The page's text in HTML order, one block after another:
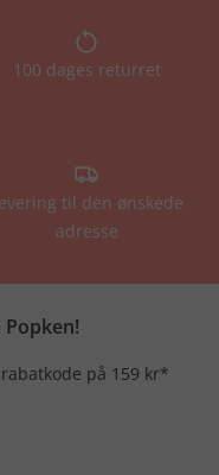
100 dages returret
til den ønskede
adresse
på 159 kr*